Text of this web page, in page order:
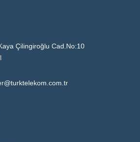
Çilingiroğlu Cad.No:10